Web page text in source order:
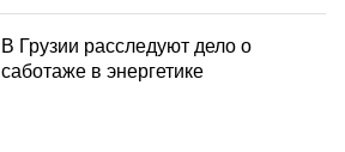
В Грузии расследуют дело о
саботаже в энергетике